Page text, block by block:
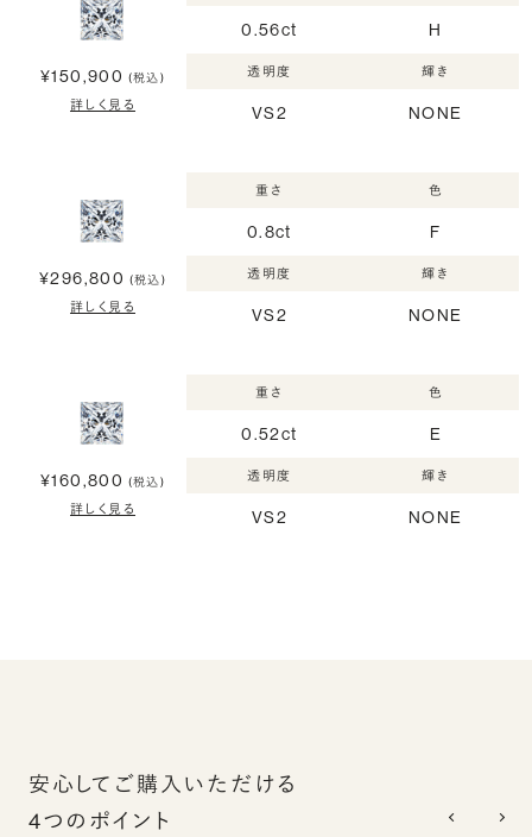
¥150,900 (税込)
詳しく見る
0.56ct H
透明度
VS2
輝き
NONE
¥296,800 (税込)
詳しく見る
重さ
0.8ct
色
F
透明度
VS2
輝き
NONE
¥160,800 (税込)
詳しく見る
重さ
0.52ct
色
E
透明度
VS2
輝き
NONE
安心してご購入いただける
4つのポイント